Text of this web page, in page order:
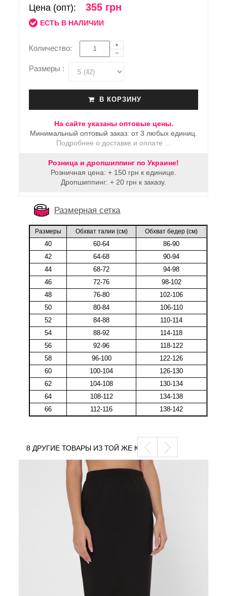
Цена (опт): 355 грн
ЕСТЬ В НАЛИЧИИ
Количество:
Размеры :
В КОРЗИНУ
На сайте указаны оптовые цены.
Минимальный оптовый заказ: от 3 любых единиц.
Подробнее о доставке и оплате ...
Розница и дропшиппинг по Украине!
Розничная цена: + 150 грн к единице.
Дропшиппинг: + 20 грн к заказу.
Размерная сетка
Размеры Обхват талии (cм) Обхват бедер (cм)
40 60-64
86-90
42
64-68
90-94
44
68-72
94-98
46
72-76
98-102
48
76-80
102-106
50
80-84
106-110
52
84-88
110-114
54
88-92
114-118
56
92-96
118-122
58
96-100
122-126
60
100-104
126-130
62
104-108
130-134
64
108-112
134-138
66
112-116 138-142
8 ДРУГИЕ ТОВАРЫ ИЗ ТОЙ ЖЕ КАТЕГОРИИ